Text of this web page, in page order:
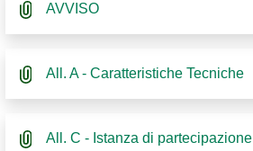
AVVISO
All. A - Caratteristiche Tecniche
All. C - Istanza di partecipazione